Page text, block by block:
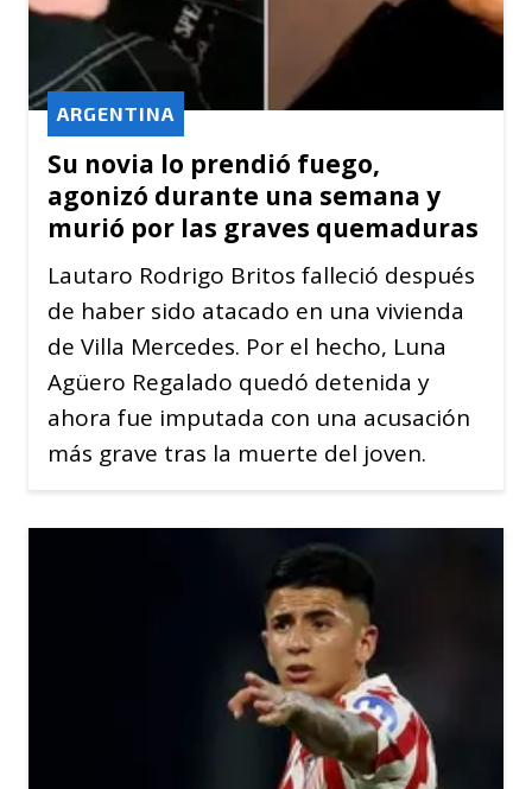
Su novia lo prendió fuego,
agonizó durante una semana y
murió por las graves quemaduras
ARGENTINA
Lautaro Rodrigo Britos falleció después
de haber sido atacado en una vivienda
de Villa Mercedes. Por el hecho, Luna
Agüero Regalado quedó detenida y
ahora fue imputada con una acusación
más grave tras la muerte del joven.